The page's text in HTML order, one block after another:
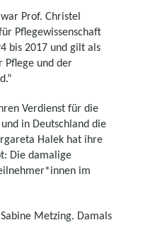
Prof. Christel
Pflegewissenschaft
bis 2017 und gilt als
Pflege und der
Verdienst für die
in Deutschland die
Halek hat ihre
Die damalige
im
Metzing. Damals